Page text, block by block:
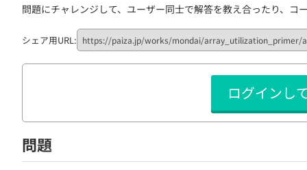
転職成功ガイド
転職エージェント
転職成功ガイド
イベント・セミナー
インタビュー
就活成功ガイド
4択
ナレ
リフ
プラン
個人
問題にチャレンジして、ユーザー同士で解答を教え合ったり、コ
シェア用URL:
ログインし
問題